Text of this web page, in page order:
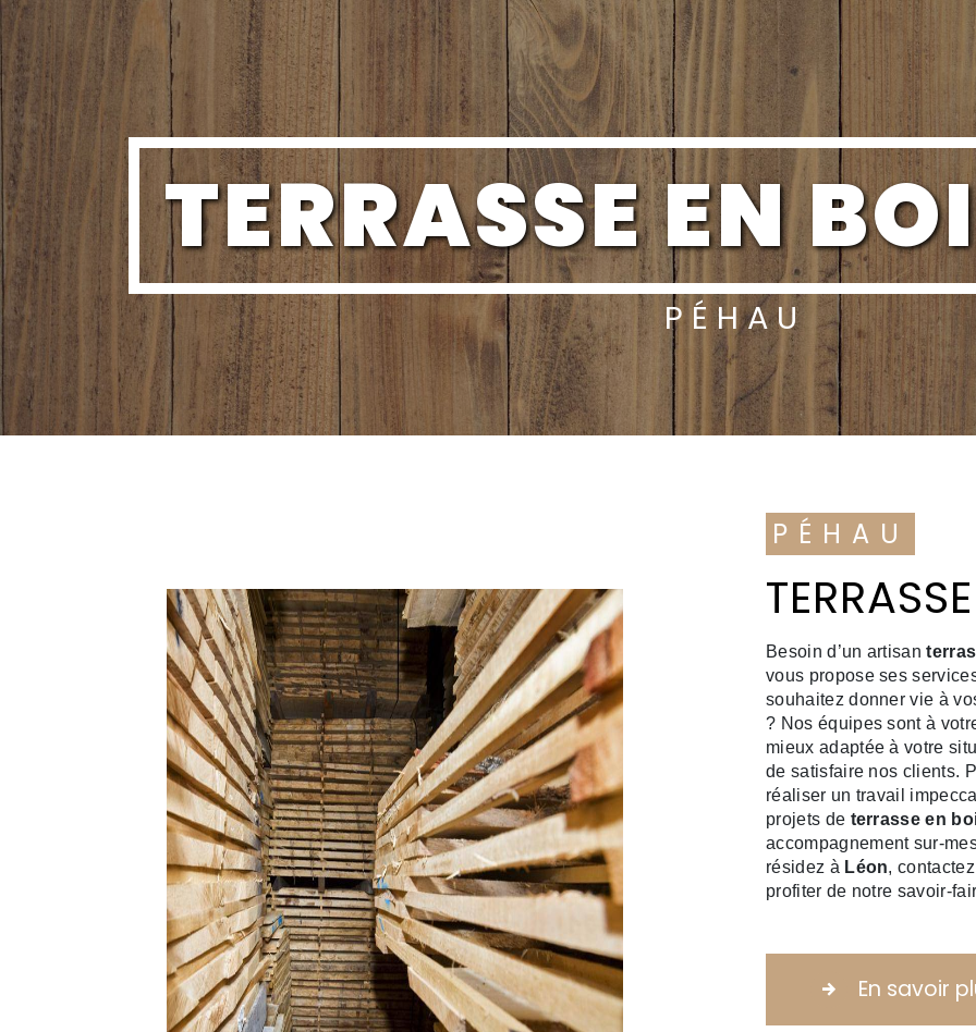
TERRASSE EN
PÉHAU
PÉHAU
Besoin d’un artisan
vous propose ses
souhaitez donner vie à
? Nos équipes sont à
mieux adaptée à votre
de satisfaire nos clients.
réaliser un travail
projets de terrasse en
accompagnement sur-
résidez à Léon,
profiter de notre savoir-
En savoir
Panneau de gestion des cookies